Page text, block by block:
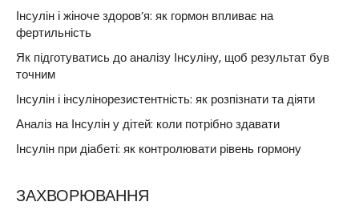
Інсулін і жіноче здоров’я: як гормон впливає на
фертильність
Як підготуватись до аналізу Інсуліну, щоб результат був
точним
Інсулін і інсулінорезистентність: як розпізнати та діяти
Аналіз на Інсулін у дітей: коли потрібно здавати
Інсулін при діабеті: як контролювати рівень гормону
ЗАХВОРЮВАННЯ